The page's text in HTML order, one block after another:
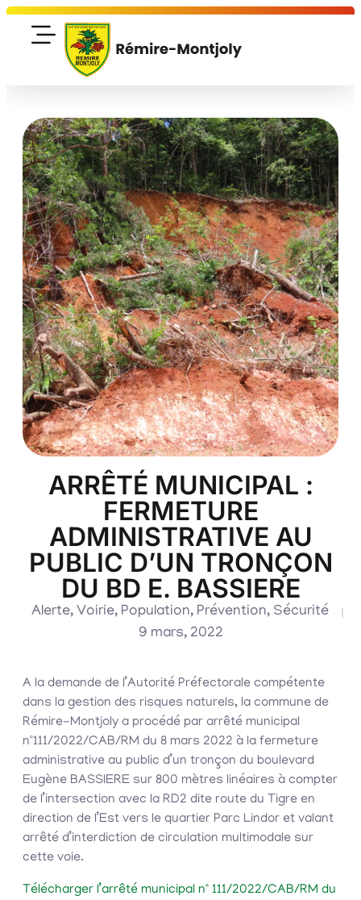
ARRÊTÉ MUNICIPAL :
FERMETURE
ADMINISTRATIVE AU
PUBLIC D’UN TRONÇON
DU BD E. BASSIERE
Alerte, Voirie, Population, Prévention, Sécurité
9 mars, 2022
A la demande de l’Autorité Préfectorale compétente
dans la gestion des risques naturels, la commune de
Rémire-Montjoly a procédé par arrêté municipal
n°111/2022/CAB/RM du 8 mars 2022 à la fermeture
administrative au public d’un tronçon du boulevard
Eugène BASSIERE sur 800 mètres linéaires à compter
de l’intersection avec la RD2 dite route du Tigre en
direction de l’Est vers le quartier Parc Lindor et valant
arrêté d’interdiction de circulation multimodale sur
cette voie.
Télécharger l’arrêté municipal n° 111/2022/CAB/RM du